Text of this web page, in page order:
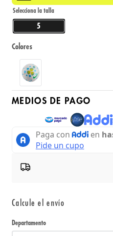
5
Colores
MEDIOS DE PAGO
Calcule el envío
Departamento